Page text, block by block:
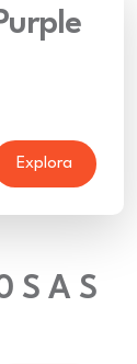
Explora
S A S